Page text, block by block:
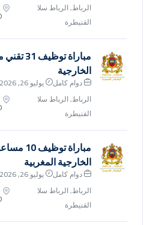
الرباط, الرباط سلا
القنيطرة
مباراة
الخارجية
دوام كامل
يوليو 26, 2026
الرباط, الرباط سلا
القنيطرة
مباراة
الخارجية المغربية
دوام كامل
يوليو 26, 2026
الرباط, الرباط سلا
القنيطرة